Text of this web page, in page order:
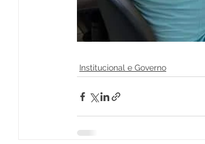
Institucional e Governo